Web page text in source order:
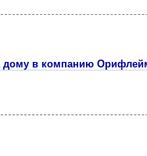
дому в компанию